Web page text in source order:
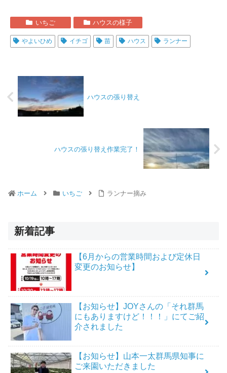
いちご ハウスの様子
やよいひめ イチゴ 苗 ハウス ランナー
ハウスの張り替え
ハウスの張り替え作業完了！
ホーム いちご ランナー摘み
新着記事
【6月からの営業時間および定休日
変更のお知らせ】
【お知らせ】JOYさんの「それ群馬
にもありますけど！！！」にてご紹
介されました
【お知らせ】山本一太群馬県知事に
ご来園いただきました